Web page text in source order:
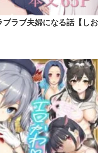
ラブ夫婦になる話【しお